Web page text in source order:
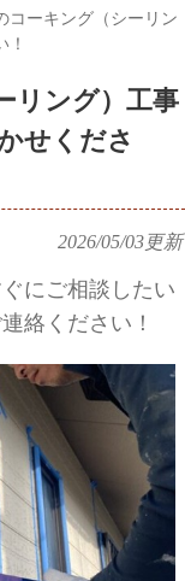
コーキング（シーリン
リング）工事
せくださ
2026/05/03更新
にご相談したい
絡ください！